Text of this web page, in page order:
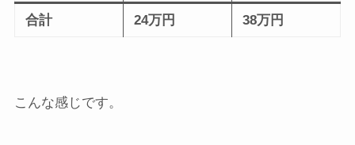
合計 24万円 38万円
こんな感じです。